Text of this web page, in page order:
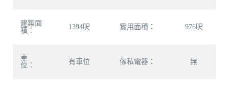
建築面
積：
1394呎 實用面積： 976呎
車
位：
有車位 傢私電器： 無